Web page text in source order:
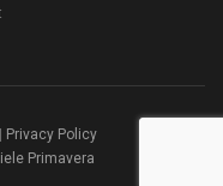
Privacy Policy
Primavera